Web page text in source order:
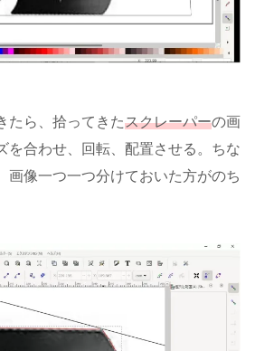
たら、拾ってきたスクレーパーの画
を合わせ、回転、配置させる。ちな
画像一つ一つ分けておいた方がのち